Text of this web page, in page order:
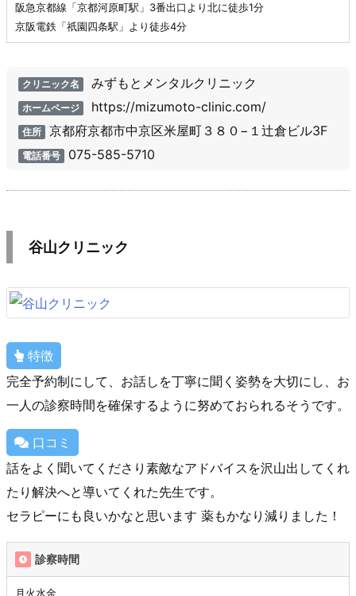
阪急京都線「京都河原町駅」3番出口より北に徒歩1分
京阪電鉄「祇園四条駅」より徒歩4分
クリニック名 みずもとメンタルクリニック
ホームページ https://mizumoto-clinic.com/
住所 京都府京都市中京区米屋町３８０−１辻倉ビル3F
電話番号 075-585-5710
谷山クリニック
特徴
完全予約制にして、お話しを丁寧に聞く姿勢を大切にし、お
一人の診察時間を確保するように努めておられるそうです。
口コミ
話をよく聞いてくださり素敵なアドバイスを沢山出してくれ
たり解決へと導いてくれた先生です。
セラピーにも良いかなと思います 薬もかなり減りました！
診察時間
月火水金